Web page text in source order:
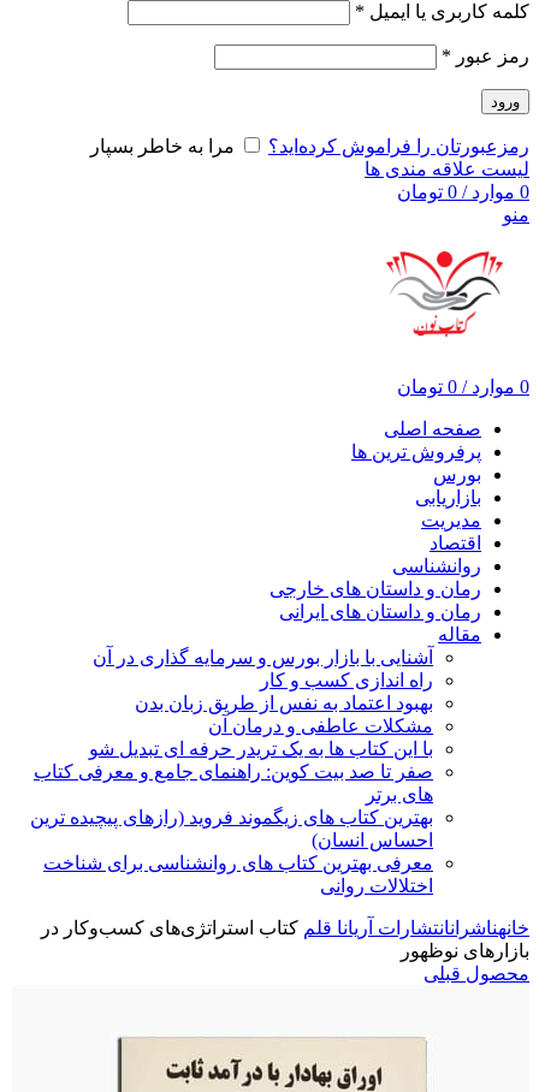
کلمه کاربری یا ایمیل *
رمز عبور *
ورود
رمزعبورتان را فراموش کرده‌اید؟
مرا به خاطر بسپار
لیست علاقه مندی ها
0 موارد /
0 تومان
منو
0 موارد /
0 تومان
صفحه اصلی
پرفروش ترین ها
بورس
بازاریابی
مدیریت
اقتصاد
روانشناسی
رمان و داستان های خارجی
رمان و داستان های ایرانی
مقاله
آشنایی با بازار بورس و سرمایه گذاری در آن
راه اندازی کسب و کار
بهبود اعتماد به نفس از طریق زبان بدن
مشکلات عاطفی و درمان آن
با این کتاب ها به یک تریدر حرفه ای تبدیل شو
صفر تا صد بیت کوین: راهنمای جامع و معرفی کتاب
های برتر
بهترین کتاب های زیگموند فروید (رازهای پیچیده ترین
احساس انسان)
معرفی بهترین کتاب های روانشناسی برای شناخت
اختلالات روانی
خانهناشرانانتشارات آریانا قلم کتاب استراتژی‌های کسب‌وکار در
بازارهای نوظهور
محصول قبلی